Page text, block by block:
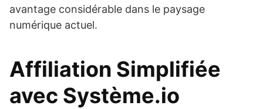
avantage considérable dans le paysage
numérique actuel.
Affiliation Simplifiée
avec Système.io